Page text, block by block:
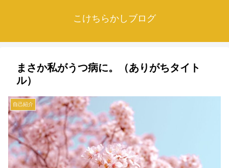
こけちらかしブログ
まさか私がうつ病に。（ありがちタイト
ル）
自己紹介